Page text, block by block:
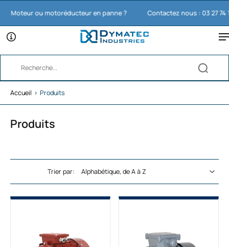
ou motoréducteur en panne ? Contactez nous : 03 27 74 11 65
Accueil › Produits
Produits
Trier par: